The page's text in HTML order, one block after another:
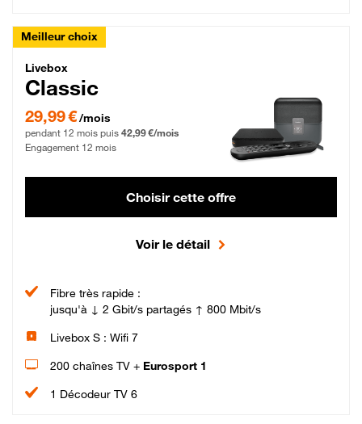
Meilleur choix
Livebox Classic Fibre
Livebox
Classic
29,99 € par mois pendant 12 mois puis 42,99 € par mois, Engagement 12 mois
29,99 €/mois
pendant 12 mois puis 42,99 €/mois
Engagement 12 mois
Choisir cette offre
Voir le détail
Fibre très rapide :
jusqu'à ↓ 2 Gbit/s partagés ↑ 800 Mbit/s
Livebox S : Wifi 7
200 chaînes TV + Eurosport 1
1 Décodeur TV 6